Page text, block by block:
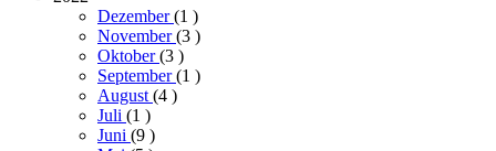
Dezember(1 )
November(3 )
Oktober(3 )
September(1 )
August (4 )
Juli (1 )
Juni (9 )